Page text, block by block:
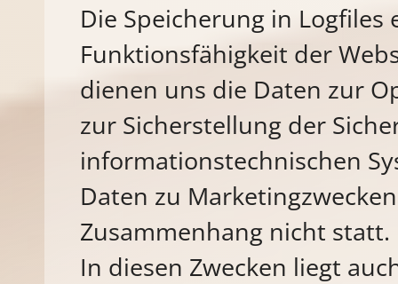
Die Speicherung in Logfiles
Funktionsfähigkeit der
dienen uns die Daten zur
zur Sicherstellung der
informationstechnischen
Daten zu
Zusammenhang nicht statt.
In diesen Zwecken liegt